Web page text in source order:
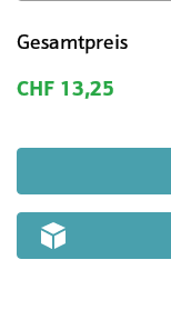
Gesamtpreis
CHF 13,25